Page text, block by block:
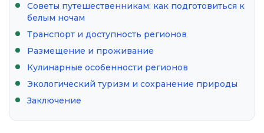
Советы путешественникам: как подготовиться к
белым ночам
Транспорт и доступность регионов
Размещение и проживание
Кулинарные особенности регионов
Экологический туризм и сохранение природы
Заключение